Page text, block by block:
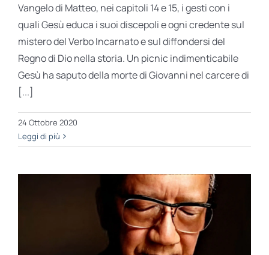
Vangelo di Matteo, nei capitoli 14 e 15, i gesti con i
quali Gesù educa i suoi discepoli e ogni credente sul
mistero del Verbo Incarnato e sul diffondersi del
Regno di Dio nella storia. Un picnic indimenticabile
Gesù ha saputo della morte di Giovanni nel carcere di
[...]
24 Ottobre 2020
Leggi di più